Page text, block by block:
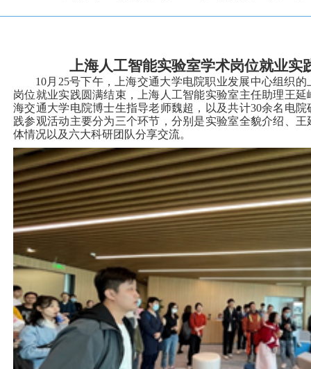
上海人工智能实验室学术岗位就业实
10月25号下午，上海交通大学电院职业发展中心组织
岗位就业实践圆满结束，上海人工智能实验室主任助理王
海交通大学电院博士生指导老师魏超，以及共计30余名电
践参观活动主要分为三个环节，分别是实验室全貌介绍、
体情况以及六大科研团队分享交流。